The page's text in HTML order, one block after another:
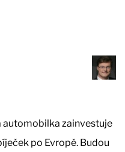
automobilka zainvestuje
po Evropě. Budou